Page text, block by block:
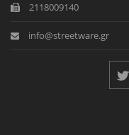
2118009140
info@streetware.gr